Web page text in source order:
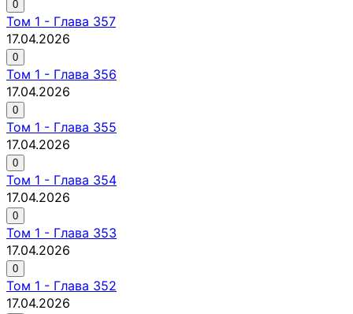
0
Том 1 - Глава 357
17.04.2026
0
Том 1 - Глава 356
17.04.2026
0
Том 1 - Глава 355
17.04.2026
0
Том 1 - Глава 354
17.04.2026
0
Том 1 - Глава 353
17.04.2026
0
Том 1 - Глава 352
17.04.2026